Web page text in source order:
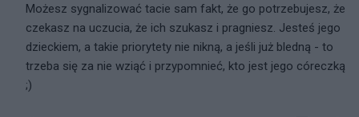
Możesz sygnalizować tacie sam fakt, że go potrzebujesz, że
czekasz na uczucia, że ich szukasz i pragniesz. Jesteś jego
dzieckiem, a takie priorytety nie nikną, a jeśli już bledną - to
trzeba się za nie wziąć i przypomnieć, kto jest jego córeczką
;)